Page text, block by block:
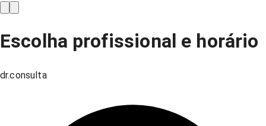
Escolha profissional e horário
dr.consulta